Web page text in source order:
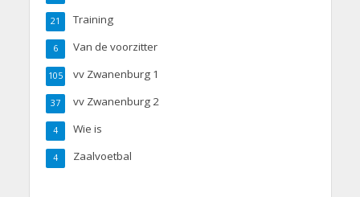
Training
21
Van de voorzitter
6
vv Zwanenburg 1
105
vv Zwanenburg 2
37
Wie is
4
Zaalvoetbal
4